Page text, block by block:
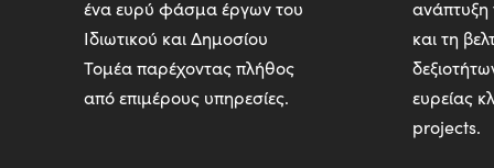
ένα ευρύ φάσμα έργων του
Ιδιωτικού και Δημοσίου
Τομέα παρέχοντας πλήθος
από επιμέρους υπηρεσίες.
και τη
ευρείας
projects.